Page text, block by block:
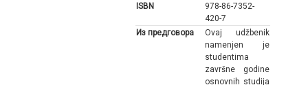
ISBN
978-86-7352-
420-7
Из предговора
Ovaj udžbenik
namenjen je
studentima
završne godine
osnovnih studija